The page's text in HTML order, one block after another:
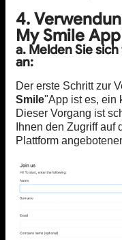
4.
My Smile App
a. Melden Sie
an:
Der erste Schritt zur
Smile"App ist es, ein
Dieser Vorgang ist
Ihnen den Zugriff auf
Plattform